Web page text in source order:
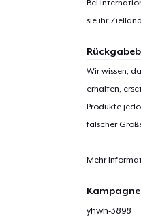
Bei
sie ihr
Wir wissen,
erhalten,
Produkte
falscher
Mehr
yhwh-3898